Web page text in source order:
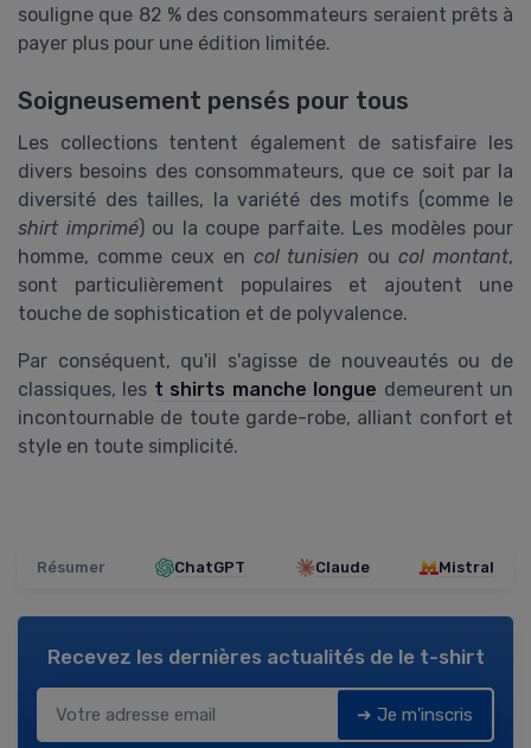
souligne que 82 % des consommateurs seraient prêts à
payer plus pour une édition limitée.
Soigneusement pensés pour tous
Les collections tentent également de satisfaire les
divers besoins des consommateurs, que ce soit par la
diversité des tailles, la variété des motifs (comme le
shirt imprimé) ou la coupe parfaite. Les modèles pour
homme, comme ceux en col tunisien oucol montant,
sont particulièrement populaires et ajoutent une
touche de sophistication et de polyvalence.
Par conséquent, qu'il s'agisse de nouveautés ou de
classiques, les t shirts manche longue demeurent un
incontournable de toute garde-robe, alliant confort et
style en toute simplicité.
Résumer ChatGPT Claude Mistral
Recevez les dernières actualités de le t-shirt
➔ Je m'inscris